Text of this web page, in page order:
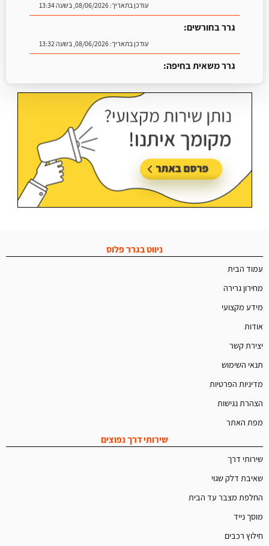
עודכן בתאריך:08/06/2026, בשעה 13:34
גרר בחורשים:
עודכן בתאריך:08/06/2026, בשעה 13:32
גרר משאית בחיפה:
עודכן בתאריך:25/06/2026, בשעה 13:25
ניווט בגרר פלוס
עמוד הבית
מחירון גרירה
מידע מקצועי
אודות
יצירת קשר
תנאי השימוש
מדיניות הפרטיות
הצהרת נגישות
מפת האתר
שירותי דרך נפוצים
שירותי דרך
שאיבת דלק שגוי
החלפת מצבר עד הבית
מוסך נייד
חילוץ רכבים